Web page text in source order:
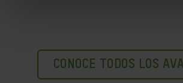
CONOCE TODOS LOS